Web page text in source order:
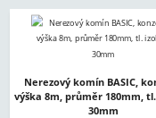
Nerezový komín BASIC,
výška 8m, průměr 180mm,
30mm